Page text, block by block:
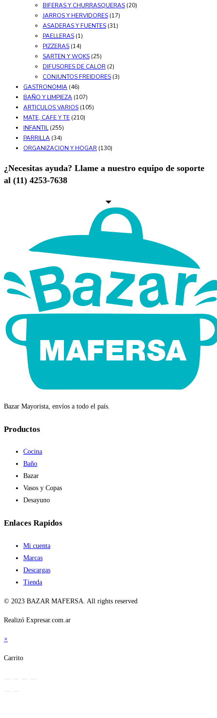
BIFERAS Y CHURRASQUERAS (20)
JARROS Y HERVIDORES (17)
ASADERAS Y FUENTES (31)
PAELLERAS (1)
PIZZERAS (14)
SARTEN Y WOKS (25)
DIFUSORES DE CALOR (2)
CONJUNTOS FREIDORES (3)
GASTRONOMIA (46)
BAÑO Y LIMPIEZA (107)
ARTICULOS VARIOS (105)
MATE, CAFE Y TE (210)
INFANTIL (255)
PARRILLA (34)
ORGANIZACION Y HOGAR (130)
¿Necesitas ayuda? Llame a nuestro equipo de soporte
al (11) 4253-7638
Bazar Mayorista, envíos a todo el país.
Productos
Cocina
Baño
Bazar
Vasos y Copas
Desayuno
Enlaces Rapidos
Mi cuenta
Marcas
Descargas
Tienda
© 2023 BAZAR MAFERSA. All rights reserved
Realizó Expresar.com.ar
×
Carrito